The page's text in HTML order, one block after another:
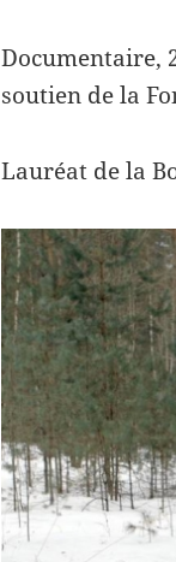
Documentaire,
soutien de la
Lauréat de la